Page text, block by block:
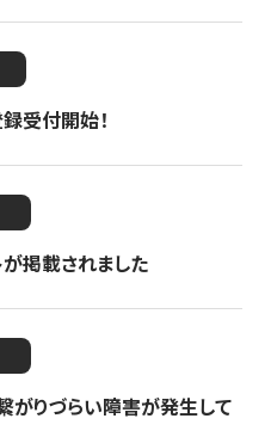
受付開始！
掲載されました
がりづらい障害が発生して